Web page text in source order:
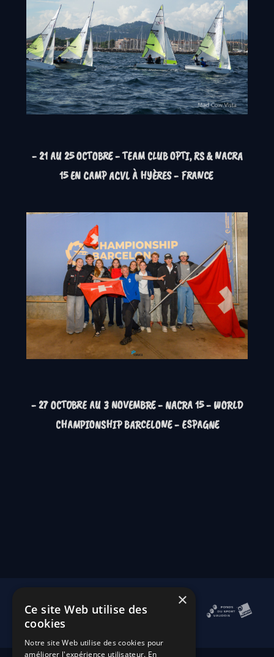
- 21 AU 25 OCTOBRE- TEAM CLUB OPTI, RS & NACRA
15 EN CAMP ACVL À HYÈRES - FRANCE
- 27 OCTOBRE AU 3 NOVEMBRE - NACRA 15 - WORLD
CHAMPIONSHIP BARCELONE - ESPAGNE
×
Ce site Web utilise des
cookies
Notre site Web utilise des cookies pour
améliorer l'expérience utilisateur. En